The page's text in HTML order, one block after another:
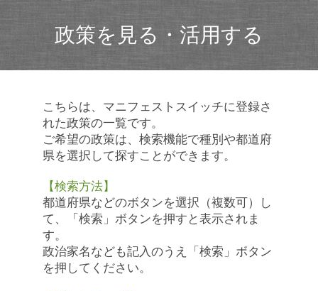
政策を見る・活用する
こちらは、マニフェストスイッチに登録さ
れた政策の一覧です。
ご希望の政策は、検索機能で種別や都道府
県を選択して探すことができます。
【検索方法】
都道府県などのボタンを選択（複数可）し
て、「検索」ボタンを押すと表示されま
す。
政治家名なども記入のうえ「検索」ボタン
を押してください。